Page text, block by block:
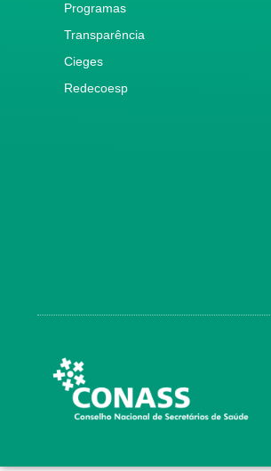
Programas
Transparência
Cieges
Redecoesp